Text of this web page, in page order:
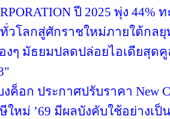
ปี 2025 พุ่ง
วโลกสู่ศักราชใหม่ภายใต้กลยุ
ๆ มัธยมปลดปล่อยไอเดียสุดคู
ค็อก ประกาศปรับราคา New
ใหม่ ’69 มีผลบังคับใช้อย่างเป็